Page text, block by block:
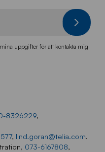
uppgifter för att kontakta mig
8326229,
, lind.goran@telia.com.
073-6167808,